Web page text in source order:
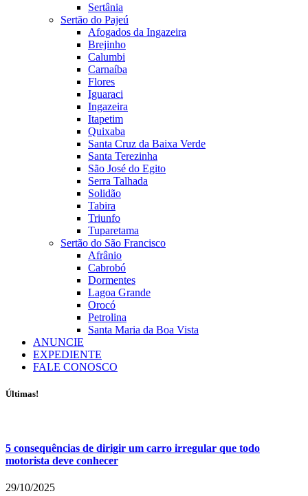
Sertânia
Sertão do Pajeú
Afogados da Ingazeira
Brejinho
Calumbi
Carnaíba
Flores
Iguaraci
Ingazeira
Itapetim
Quixaba
Santa Cruz da Baixa Verde
Santa Terezinha
São José do Egito
Serra Talhada
Solidão
Tabira
Triunfo
Tuparetama
Sertão do São Francisco
Afrânio
Cabrobó
Dormentes
Lagoa Grande
Orocó
Petrolina
Santa Maria da Boa Vista
ANUNCIE
EXPEDIENTE
FALE CONOSCO
Últimas!
5 consequências de dirigir um carro irregular que todo
motorista deve conhecer
29/10/2025